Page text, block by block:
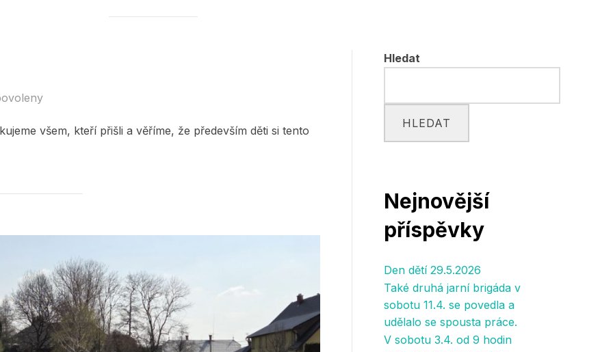
všem, kteří přišli a věříme, že především děti si tento
Hledat
HLEDAT
Nejnovější
příspěvky
Den dětí 29.5.2026
Také druhá jarní brigáda v
sobotu 11.4. se povedla a
udělalo se spousta práce.
V sobotu 3.4. od 9 hodin